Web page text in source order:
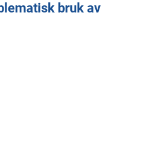
bruk av